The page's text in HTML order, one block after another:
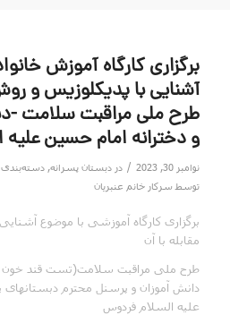
برگزاری کارگاه آموزش
آشنایی با پدیکلوزیس و
طرح ملی مراقبت سلامت -
و دخترانه امام حسین
نوامبر 30, 2023 / در دبستان پسرانه,
توسط سرکار خانم عنبریان
برگزاری کارگاه آموزشی با موضوع
مقابله با آن
طرح ملی مراقبت سلامت(تست قند خون
دانش آموزان و پرسنل محترم دبستانهای
علیه السلام فردوس